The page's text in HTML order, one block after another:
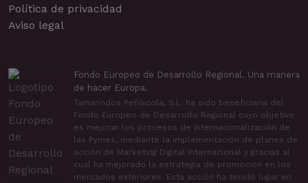
Política de privacidad
Aviso legal
Fondo Europeo de Desarrollo Regional. Una manera
de hacer Europa.
Tamarindos Peñíscola, S.L. ha sido beneficiaria del
Fondo Europeo de Desarrollo Regional cuyo objetivo
es mejorar los procesos de internacionalización de
las Pymes, mediante la implementación de planes de
acción de Marketing Digital Internacional y gracias al
cual ha mejorado la estrategia de promoción en los
mercados exteriores. Esta acción ha tenido lugar en